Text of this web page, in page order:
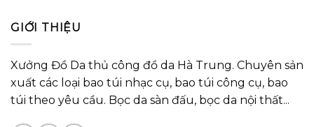
GIỚI THIỆU
Xưởng Đồ Da thủ công đồ da Hà Trung. Chuyên sản
xuất các loại bao túi nhạc cụ, bao túi công cụ, bao
túi theo yêu cầu. Bọc da sàn đấu, bọc da nội thất...